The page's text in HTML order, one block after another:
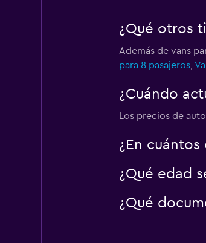
¿Qué otros
Además de vans
para 8 pasajeros,
¿Cuándo
Los precios de
¿En
¿Qué edad
¿Qué